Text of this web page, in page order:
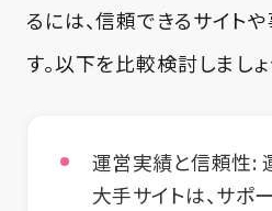
るには、信頼できるサイト
す。以下を比較検討しましょ
運営実績と信頼性:
大手サイトは、サポ